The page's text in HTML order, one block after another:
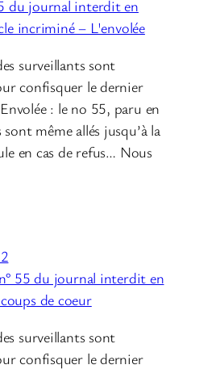
du journal interdit en
incriminé – L'envolée
surveillants sont
confisquer le dernier
: le no 55, paru en
même allés jusqu’à la
en cas de refus… Nous
n° 55 du journal interdit en
de coeur
surveillants sont
confisquer le dernier